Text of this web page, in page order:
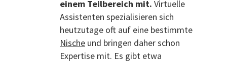
einem Teilbereich mit. Virtuelle
Assistenten spezialisieren sich
heutzutage oft auf eine bestimmte
Nische und bringen daher schon
Expertise mit. Es gibt etwa